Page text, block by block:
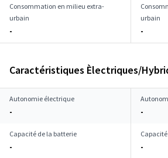
Consommation en milieu extra-
urbain
-
urbain
-
Caractéristiques Èlectriques/
Autonomie électrique
- -
Capacité de la batterie
- -